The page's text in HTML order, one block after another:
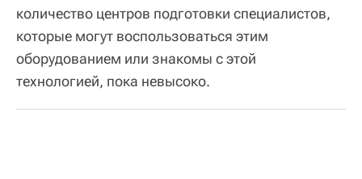
количество центров подготовки специалистов,
которые могут воспользоваться этим
оборудованием или знакомы с этой
технологией, пока невысоко.